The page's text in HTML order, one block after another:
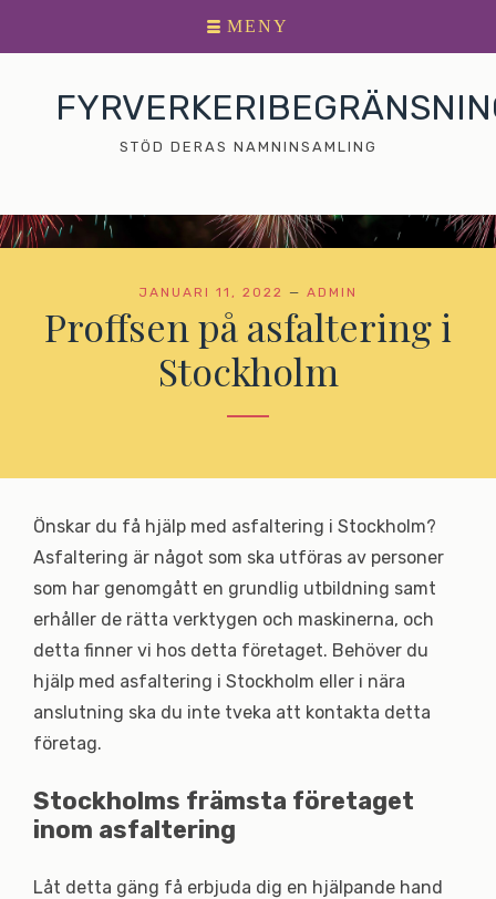
MENY
STÖD DERAS NAMNINSAMLING
JANUARI 11, 2022 — ADMIN
Proffsen på asfaltering i
Stockholm
Önskar du få hjälp med asfaltering i Stockholm?
Asfaltering är något som ska utföras av personer
som har genomgått en grundlig utbildning samt
erhåller de rätta verktygen och maskinerna, och
detta finner vi hos detta företaget. Behöver du
hjälp med asfaltering i Stockholm eller i nära
anslutning ska du inte tveka att kontakta detta
företag.
Stockholms främsta företaget
inom asfaltering
Låt detta gäng få erbjuda dig en hjälpande hand